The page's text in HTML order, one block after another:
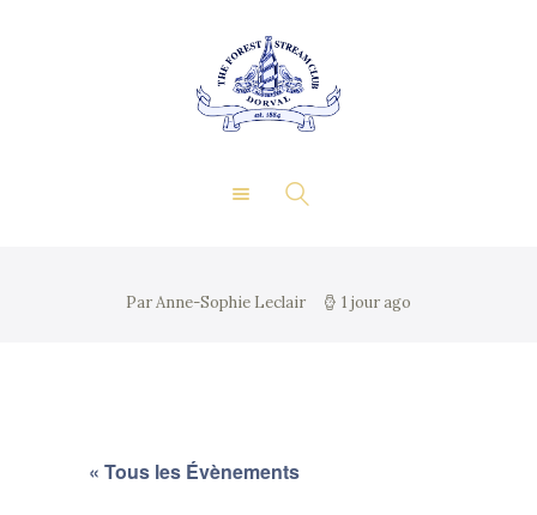
Par Anne-Sophie Leclair 1 jour ago
LE FOREST & STREAM
CLUB
Événements privés
« Tous les Évènements